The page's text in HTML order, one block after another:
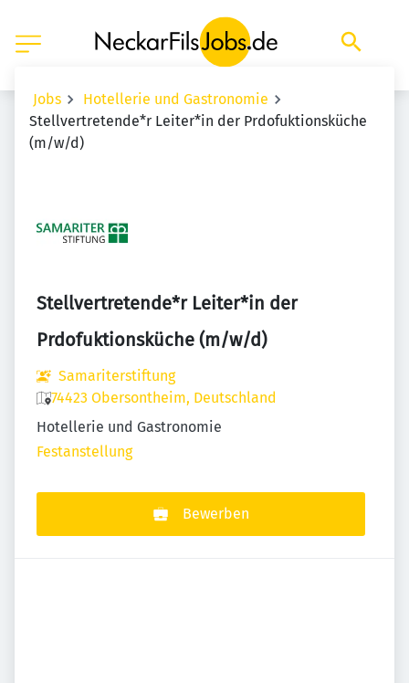
Jobs
Hotellerie und Gastronomie
Stellvertretende*r Leiter*in der Prdofuktionsküche
(m/w/d)
Stellvertretende*r Leiter*in der
Prdofuktionsküche (m/w/d)
Samariterstiftung
74423 Obersontheim, Deutschland
Hotellerie und Gastronomie
Festanstellung
Bewerben